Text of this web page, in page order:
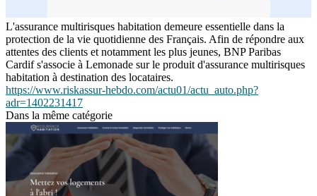
L'assurance multirisques habitation demeure essentielle dans la
protection de la vie quotidienne des Français. Afin de répondre aux
attentes des clients et notamment les plus jeunes, BNP Paribas
Cardif s'associe à Lemonade sur le produit d'assurance multirisques
habitation à destination des locataires.
https://www.riskassur-hebdo.com/actu01/actu_auto.php?
adr=1402231417
Dans la même catégorie